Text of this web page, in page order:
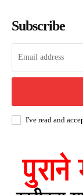
Subscribe
I've read and